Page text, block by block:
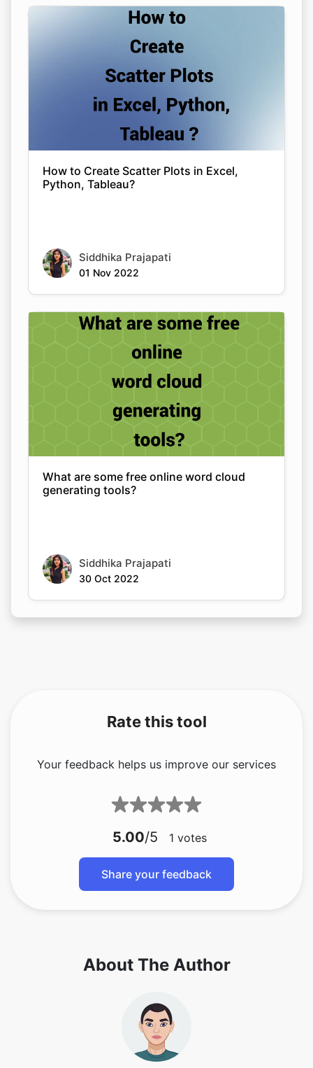
How to Create Scatter Plots in Excel,
Python, Tableau?
Siddhika Prajapati
01 Nov 2022
What are some free online word cloud
generating tools?
Siddhika Prajapati
30 Oct 2022
Rate this tool
Your feedback helps us improve our services
5.00/5 1 votes
Share your feedback
About The Author